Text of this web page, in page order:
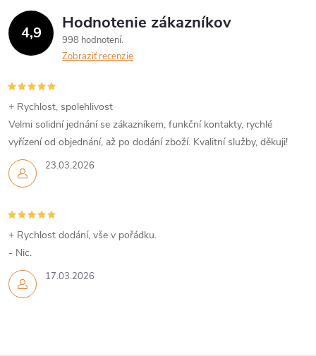
d
a
c
i
e
p
v
k
y
4,9 Hodnotenie zákazníkov
998 hodnotení
Zobraziť recenzie
23.03.2026
+ Rychlost, spolehlivost
Velmi solidní jednání se zákazníkem, funkční kontakty, rychlé
vyřízení od objednání, až po dodání zboží. Kvalitní služby, děkuji!
17.03.2026
+ Rychlost dodání, vše v pořádku.
- Nic.